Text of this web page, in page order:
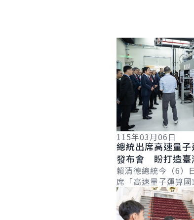
詳細內容
115年03月06日
總統出席高速量
發布會 盼打造臺
慧時代創新創業
國際競爭力
賴清德總統今（6）
席「高速量子運算
時表示，為迎接科
提出結合人工智慧
新十大建...
詳細內容